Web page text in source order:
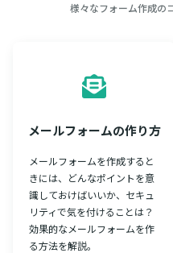
様々なフォーム作成の
メールフォームの作り方
メールフォームを作成すると
きには、どんなポイントを意
識しておけばいいか、セキュ
リティで気を付けることは？
効果的なメールフォームを作
る方法を解説。